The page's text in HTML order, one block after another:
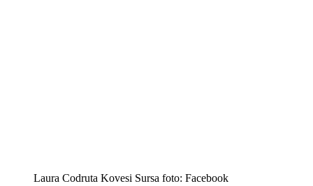
Laura Codruta Kovesi Sursa foto: Facebook